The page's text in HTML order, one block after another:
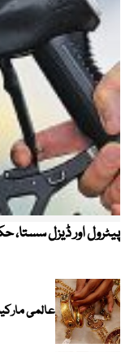
پیٹرول اور ڈیزل سستا،
عالمی